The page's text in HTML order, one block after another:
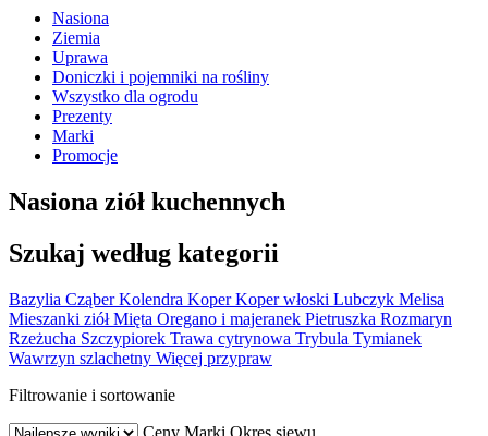
Nasiona
Ziemia
Uprawa
Doniczki i pojemniki na rośliny
Wszystko dla ogrodu
Prezenty
Marki
Promocje
Nasiona ziół kuchennych
Szukaj według kategorii
Bazylia Cząber Kolendra Koper Koper włoski Lubczyk Melisa
Mieszanki ziół Mięta Oregano i majeranek Pietruszka Rozmaryn
Rzeżucha Szczypiorek Trawa cytrynowa Trybula Tymianek
Wawrzyn szlachetny Więcej przypraw
Filtrowanie i sortowanie
Ceny Marki Okres siewu